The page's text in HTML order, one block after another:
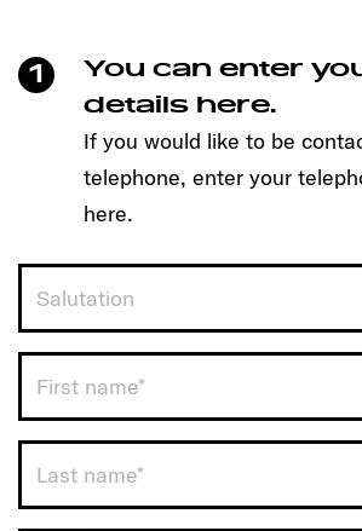
discover the model that suits you!
It's that easy:
1. Enter data
2. Select dealer & submit
1
You can enter
details here.
If you would like to be
telephone, enter your
here.
Salutation